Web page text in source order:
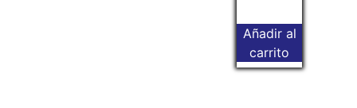
Añadir al
carrito